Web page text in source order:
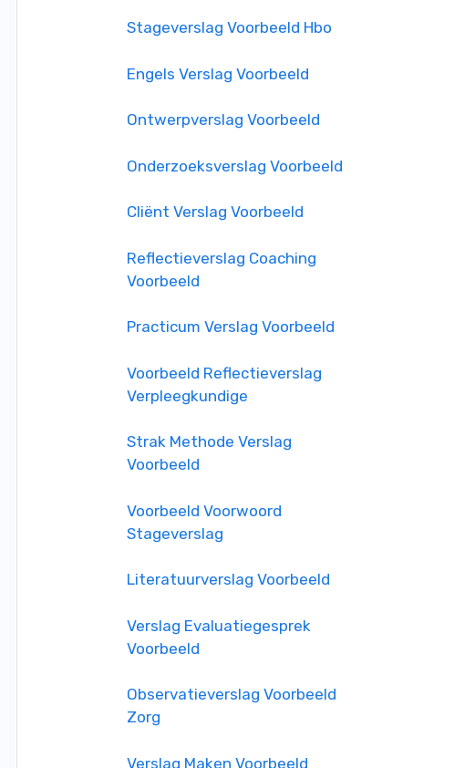
Stageverslag Voorbeeld Hbo
Engels Verslag Voorbeeld
Ontwerpverslag Voorbeeld
Onderzoeksverslag Voorbeeld
Cliënt Verslag Voorbeeld
Reflectieverslag Coaching
Voorbeeld
Practicum Verslag Voorbeeld
Voorbeeld Reflectieverslag
Verpleegkundige
Strak Methode Verslag
Voorbeeld
Voorbeeld Voorwoord
Stageverslag
Literatuurverslag Voorbeeld
Verslag Evaluatiegesprek
Voorbeeld
Observatieverslag Voorbeeld
Zorg
Verslag Maken Voorbeeld